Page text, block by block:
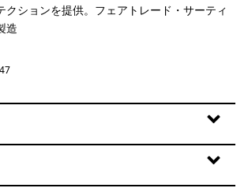
クションを提供。フェアトレード・サーティ
造